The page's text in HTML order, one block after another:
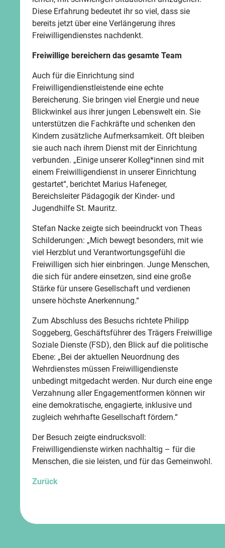
Diese Erfahrung bedeutet ihr so viel, dass sie
bereits jetzt über eine Verlängerung ihres
Freiwilligendienstes nachdenkt.
Freiwillige bereichern das gesamte Team
Auch für die Einrichtung sind
Freiwilligendienstleistende eine echte
Bereicherung. Sie bringen viel Energie und neue
Blickwinkel aus ihrer jungen Lebenswelt ein. Sie
unterstützen die Fachkräfte und schenken den
Kindern zusätzliche Aufmerksamkeit. Oft bleiben
sie auch nach ihrem Dienst mit der Einrichtung
verbunden. „Einige unserer Kolleg*innen sind mit
einem Freiwilligendienst in unserer Einrichtung
gestartet“, berichtet Marius Hafeneger,
Bereichsleiter Pädagogik der Kinder- und
Jugendhilfe St. Mauritz.
Stefan Nacke zeigte sich beeindruckt von Theas
Schilderungen: „Mich bewegt besonders, mit wie
viel Herzblut und Verantwortungsgefühl die
Freiwilligen sich hier einbringen. Junge Menschen,
die sich für andere einsetzen, sind eine große
Stärke für unsere Gesellschaft und verdienen
unsere höchste Anerkennung.“
Zum Abschluss des Besuchs richtete Philipp
Soggeberg, Geschäftsführer des Trägers Freiwillige
Soziale Dienste (FSD), den Blick auf die politische
Ebene: „Bei der aktuellen Neuordnung des
Wehrdienstes müssen Freiwilligendienste
unbedingt mitgedacht werden. Nur durch eine enge
Verzahnung aller Engagementformen können wir
eine demokratische, engagierte, inklusive und
zugleich wehrhafte Gesellschaft fördern.“
Der Besuch zeigte eindrucksvoll:
Freiwilligendienste wirken nachhaltig – für die
Menschen, die sie leisten, und für das Gemeinwohl.
Zurück